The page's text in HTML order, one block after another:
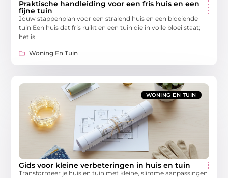
Praktische handleiding voor een fris huis en een
fijne tuin
Jouw stappenplan voor een stralend huis en een bloeiende
tuin Een huis dat fris ruikt en een tuin die in volle bloei staat;
het is
Woning En Tuin
WONING EN TUIN
Gids voor kleine verbeteringen in huis en tuin
Transformeer je huis en tuin met kleine, slimme aanpassingen